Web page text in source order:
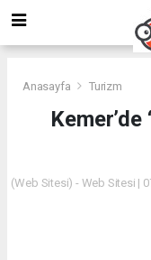
Anasayfa Turizm
(Web Sitesi) - Web Sitesi |